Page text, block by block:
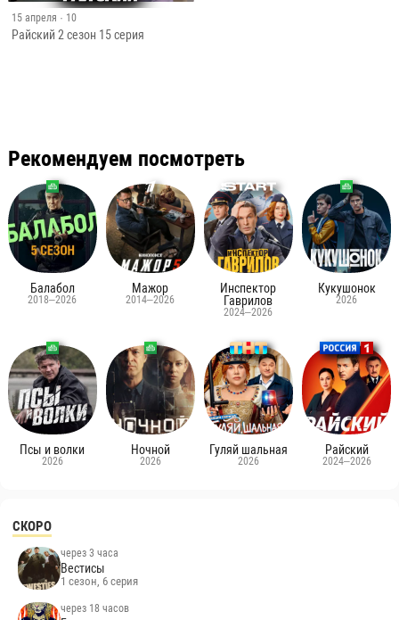
15 апреля · 10
Райский 2 сезон 15 серия
Рекомендуем посмотреть
Балабол
2018–2026
Мажор
2014–2026
Инспектор
Гаврилов
2024–2026
Кукушонок
2026
Псы и волки
2026
Ночной
2026
Гуляй шальная
2026
Райский
2024–2026
СКОРО
через 3 часа
Вестисы
1 сезон, 6 серия
через 18 часов